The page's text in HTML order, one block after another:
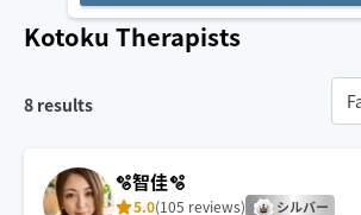
Kotoku Therapists
8 results
🫧智佳🫧
5.0(105 reviews) シルバー